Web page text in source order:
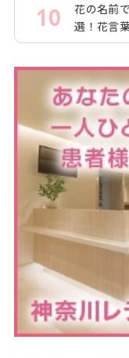
10
花の名前
選！花言